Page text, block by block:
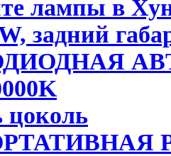
лампы в
задний
цоколь